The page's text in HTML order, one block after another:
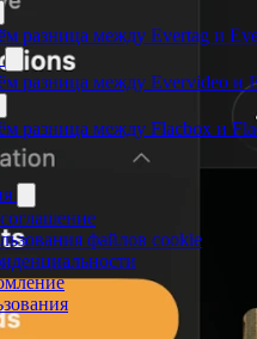
разница между Evertag и
разница между Evervideo и
разница между Flacbox и
файлов cookie